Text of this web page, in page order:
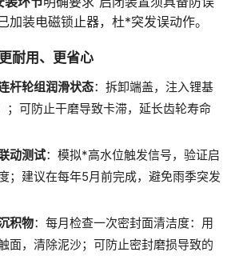
加装电磁锁止器，杜*突发误动作。
耐用、更省心
杆轮组润滑状态：拆卸端盖，注入锂基
；可防止干磨导致卡滞，延长齿轮寿命
动测试：模拟*高水位触发信号，验证启
；建议在每年5月前完成，避免雨季突发
积物：每月检查一次密封面清洁度：用
面，清除泥沙；可防止密封磨损导致的